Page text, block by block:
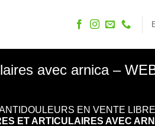
avec arnica –
EN VENTE
ET ARTICULAIRES AVEC